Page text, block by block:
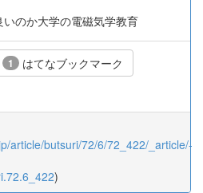
のか大学の電磁気学教育
1 はてなブックマーク
article/butsuri/72/6/72_422/_article/-
)